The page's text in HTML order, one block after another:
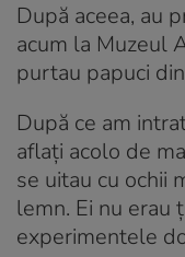
După aceea, au
acum la Muzeul
purtau papuci
După ce am
aflați acolo de
se uitau cu ochii
lemn. Ei nu erau
experimentele